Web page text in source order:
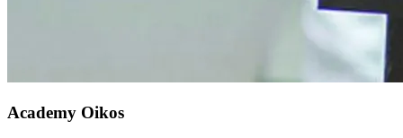
Academy Oikos